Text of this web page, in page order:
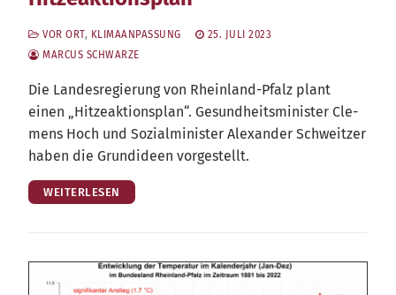
VOR ORT, KLIMAANPASSUNG
25. JULI 2023
MARCUS SCHWARZE
Die Lan­des­re­gie­rung von Rhein­land-Pfalz plant
einen „Hit­ze­ak­ti­ons­plan“. Gesund­heits­mi­nis­ter Cle­
mens Hoch und Sozi­al­mi­nis­ter Alex­an­der Schweit­zer
haben die Grund­ideen vorgestellt.
WEITERLESEN